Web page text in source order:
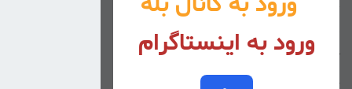
ورود به اینستاگرام
تماس با ما
کد پیگیری سفارشات
خرید عمده